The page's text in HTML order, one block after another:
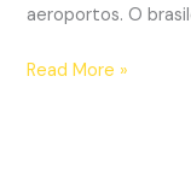
aeroportos. O
17
Read More »